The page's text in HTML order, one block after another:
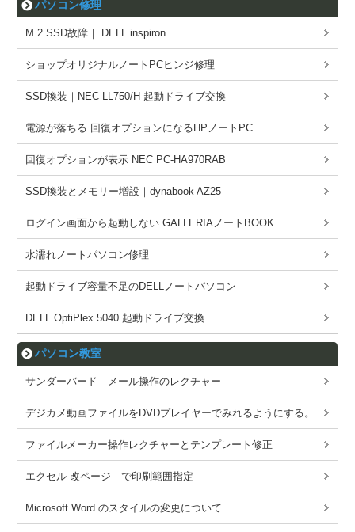
パソコン修理
M.2 SSD故障｜ DELL inspiron
ショップオリジナルノートPCヒンジ修理
SSD換装｜NEC LL750/H 起動ドライブ交換
電源が落ちる 回復オプションになるHPノートPC
回復オプションが表示 NEC PC-HA970RAB
SSD換装とメモリー増設｜dynabook AZ25
ログイン画面から起動しない GALLERIAノートBOOK
水濡れノートパソコン修理
起動ドライブ容量不足のDELLノートパソコン
DELL OptiPlex 5040 起動ドライブ交換
パソコン教室
サンダーバード メール操作のレクチャー
デジカメ動画ファイルをDVDプレイヤーでみれるようにする。
ファイルメーカー操作レクチャーとテンプレート修正
エクセル 改ページ で印刷範囲指定
Microsoft Word のスタイルの変更について